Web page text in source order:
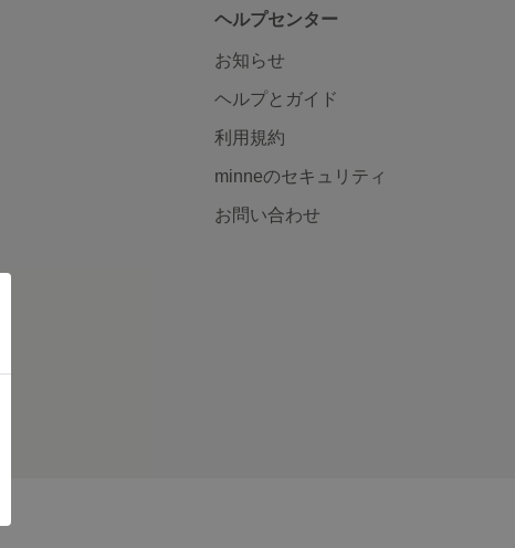
ヘルプセンター
お知らせ
ヘルプとガイド
利用規約
minneのセキュリティ
お問い合わせ